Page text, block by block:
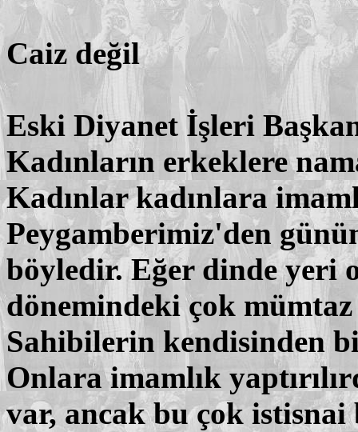
Caiz değil
Eski Diyanet İşleri
Kadınların erkeklere
Kadınlar kadınlara
Peygamberimiz'den
böyledir. Eğer dinde yeri
dönemindeki çok
Sahibilerin kendisinden
Onlara imamlık
var, ancak bu çok